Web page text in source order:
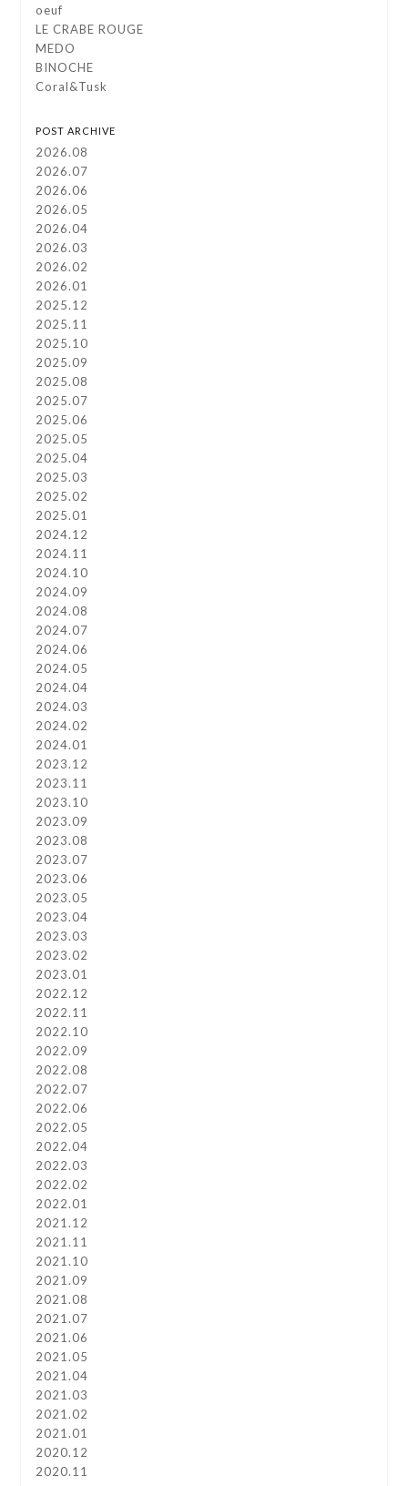
oeuf
LE CRABE ROUGE
MEDO
BINOCHE
Coral&Tusk
POST ARCHIVE
2026.08
2026.07
2026.06
2026.05
2026.04
2026.03
2026.02
2026.01
2025.12
2025.11
2025.10
2025.09
2025.08
2025.07
2025.06
2025.05
2025.04
2025.03
2025.02
2025.01
2024.12
2024.11
2024.10
2024.09
2024.08
2024.07
2024.06
2024.05
2024.04
2024.03
2024.02
2024.01
2023.12
2023.11
2023.10
2023.09
2023.08
2023.07
2023.06
2023.05
2023.04
2023.03
2023.02
2023.01
2022.12
2022.11
2022.10
2022.09
2022.08
2022.07
2022.06
2022.05
2022.04
2022.03
2022.02
2022.01
2021.12
2021.11
2021.10
2021.09
2021.08
2021.07
2021.06
2021.05
2021.04
2021.03
2021.02
2021.01
2020.12
2020.11